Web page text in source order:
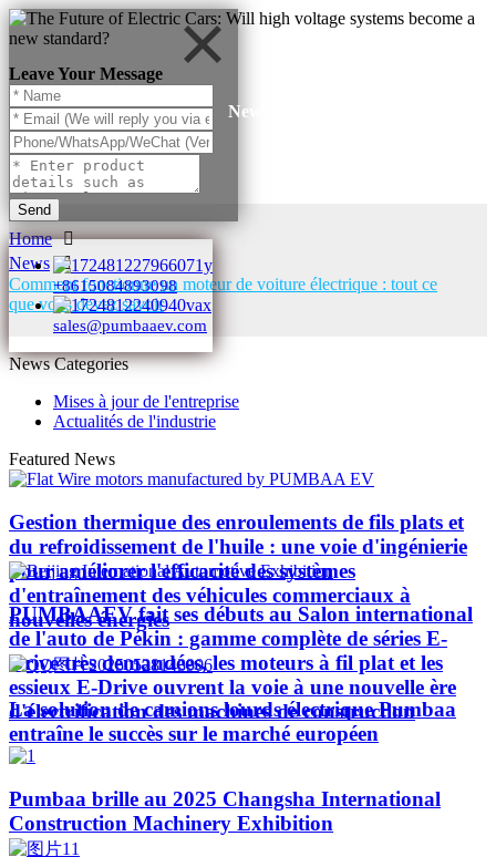
Leave Your Message
Send
+8615084893098
sales@pumbaaev.com
News
Home
News
Comment fonctionne un moteur de voiture électrique : tout ce
que vous devez savoir
News Categories
Mises à jour de l'entreprise
Actualités de l'industrie
Featured News
Gestion thermique des enroulements de fils plats et
du refroidissement de l'huile : une voie d'ingénierie
pour améliorer l'efficacité des systèmes
d'entraînement des véhicules commerciaux à
nouvelles énergies
PUMBAAEV fait ses débuts au Salon international
de l'auto de Pékin : gamme complète de séries E-
Drive très demandées, les moteurs à fil plat et les
essieux E-Drive ouvrent la voie à une nouvelle ère
d'électrification des machines de construction
La solution de camions lourds électrique Pumbaa
entraîne le succès sur le marché européen
Pumbaa brille au 2025 Changsha International
Construction Machinery Exhibition